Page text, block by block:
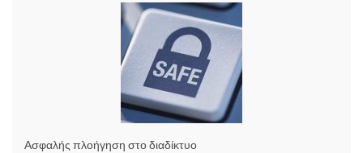
Ασφαλής πλοήγηση στο διαδίκτυο